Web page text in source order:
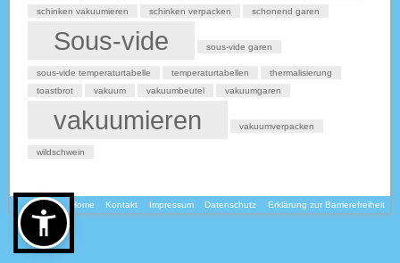
schinken vakuumieren
schinken verpacken schonend garen
Sous-vide sous-vide garen
sous-vide temperaturtabelle temperaturtabellen
thermalisierung
toastbrot
vakuum vakuumbeutel vakuumgaren
vakuumieren vakuumverpacken
wildschwein
Home Kontakt Impressum Datenschutz Erklärung zur Barrierefreiheit